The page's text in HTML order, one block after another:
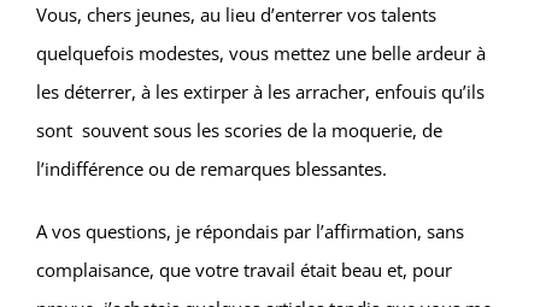
Vous, chers jeunes, au lieu d’enterrer vos talents
quelquefois modestes, vous mettez une belle ardeur à
les déterrer, à les extirper à les arracher, enfouis qu’ils
sont souvent sous les scories de la moquerie, de
l’indifférence ou de remarques blessantes.
A vos questions, je répondais par l’affirmation, sans
complaisance, que votre travail était beau et, pour